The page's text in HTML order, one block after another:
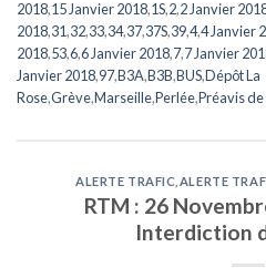
2018,15 Janvier 2018,1S,2,2 Janvier
2018,31,32,33,34,37,37S,39,4,4 Janvier
2018,53,6,6 Janvier 2018,7,7 Janvier
Janvier 2018,97,B3A,B3B,BUS,Dépôt La
Rose,Grève,Marseille,Perlée,Préavis
ALERTE TRAFIC ALERTE
RTM : 26
Interdiction